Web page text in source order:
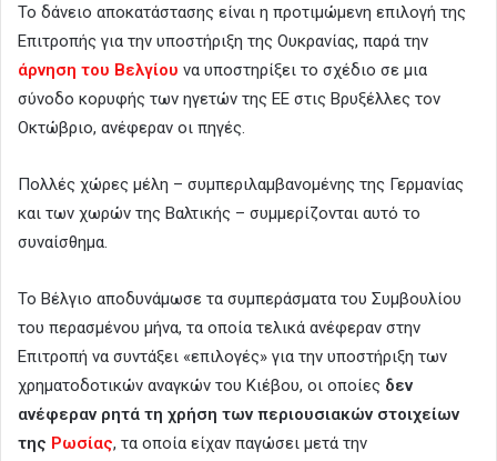
Το δάνειο αποκατάστασης είναι η προτιμώμενη επιλογή της
Επιτροπής για την υποστήριξη της Ουκρανίας, παρά την
άρνηση του Βελγίου να υποστηρίξει το σχέδιο σε μια
σύνοδο κορυφής των ηγετών της ΕΕ στις Βρυξέλλες τον
Οκτώβριο, ανέφεραν οι πηγές.
Πολλές χώρες μέλη – συμπεριλαμβανομένης της Γερμανίας
και των χωρών της Βαλτικής – συμμερίζονται αυτό το
συναίσθημα.
Το Βέλγιο αποδυνάμωσε τα συμπεράσματα του Συμβουλίου
του περασμένου μήνα, τα οποία τελικά ανέφεραν στην
Επιτροπή να συντάξει «επιλογές» για την υποστήριξη των
χρηματοδοτικών αναγκών του Κιέβου, οι οποίες δεν
ανέφεραν ρητά τη χρήση των περιουσιακών στοιχείων
της Ρωσίας, τα οποία είχαν παγώσει μετά την